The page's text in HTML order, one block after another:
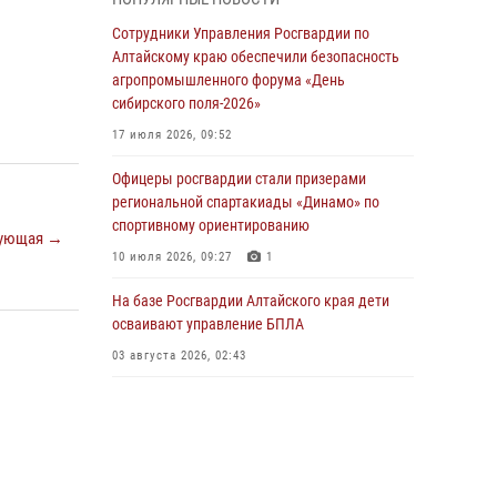
→
бойцы ОМОН «Алтай» провели военно-
патриотическое мероприятие для детей в
лагере «Звёздный»
05 июля 2026, 11:13
Росгвардия Алтайского края приняла участие
храбрости»
04 июля 2026, 11:09
Сотрудники Росгвардии провели встречу с
«Каникулы с Росгвардией»
03 июля 2026, 04:03
Сотрудники Управления Росгвардии по
Алтайскому краю обеспечили безопасность
агропромышленного форума «День
сибирского поля-2026»
17 июля 2026, 09:52
Офицеры росгвардии стали призерами
региональной спартакиады «Динамо» по
спортивному ориентированию
10 июля 2026, 09:27 1
На базе Росгвардии Алтайского края дети
осваивают управление БПЛА
03 августа 2026, 02:43